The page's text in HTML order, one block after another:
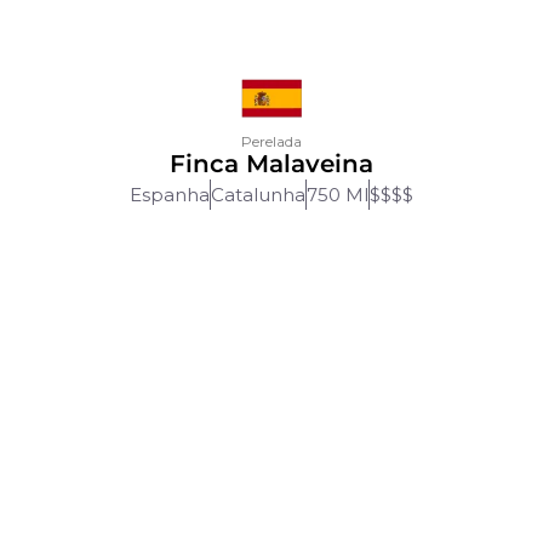
Perelada
Finca Malaveina
EspanhaCatalunha750 Ml$$$$